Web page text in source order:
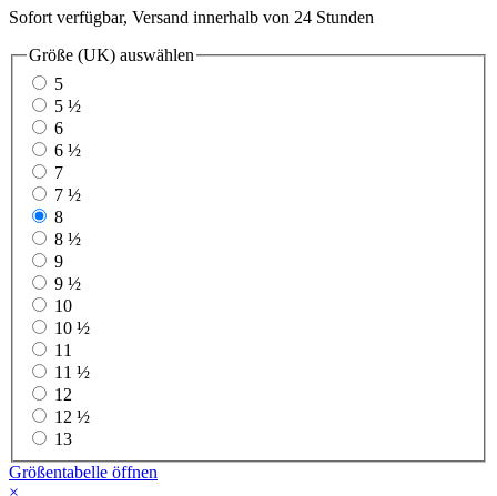
Sofort verfügbar, Versand innerhalb von 24 Stunden
Größe (UK) auswählen
5
5 ½
6
6 ½
7
7 ½
8
8 ½
9
9 ½
10
10 ½
11
11 ½
12
12 ½
13
Größentabelle öffnen
×